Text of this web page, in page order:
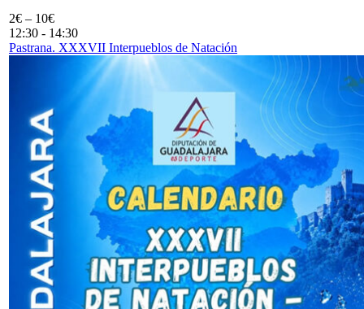
2€ – 10€
12:30 - 14:30
Pastrana. XXXVII Interpueblos de Natación